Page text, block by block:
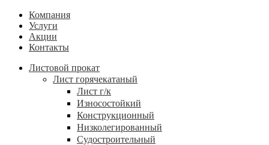
Компания
Услуги
Акции
Контакты
Листовой прокат
Лист горячекатаный
Лист г/к
Износостойкий
Конструкционный
Низколегированный
Судостроительный